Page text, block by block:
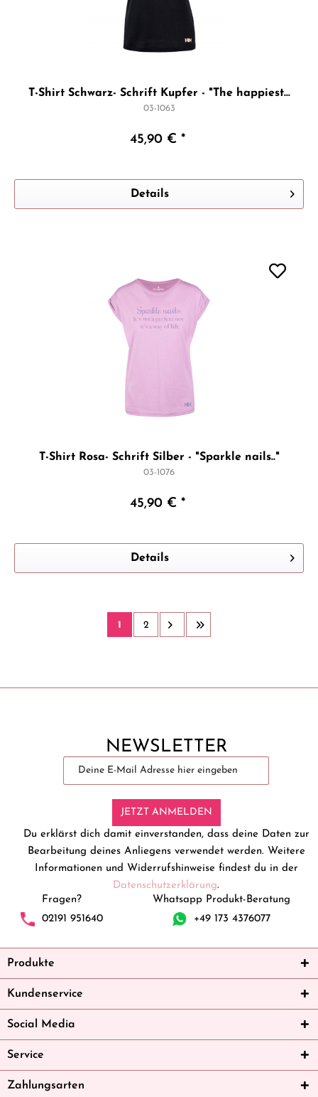
T-Shirt Schwarz- Schrift Kupfer - "The happiest...
03-1063
45,90 € *
Details
T-Shirt Rosa- Schrift Silber - "Sparkle nails.."
03-1076
45,90 € *
Details
1 2
NEWSLETTER
JETZT ANMELDEN
Du erklärst dich damit einverstanden, dass deine Daten zur
Bearbeitung deines Anliegens verwendet werden. Weitere
Informationen und Widerrufshinweise findest du in der
Datenschutzerklärung.
Fragen?
02191 951640
Whatsapp Produkt-Beratung
+49 173 4376077
Produkte
Kundenservice
Social Media
Service
Zahlungsarten